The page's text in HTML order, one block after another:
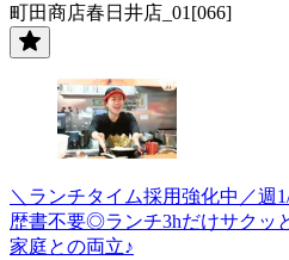
町田商店春日井店_01[066]
＼ランチタイム採用強化中／週
歴書不要◎ランチ3hだけサクッ
家庭との両立♪